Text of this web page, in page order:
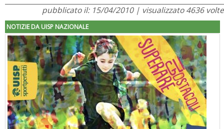
pubblicato il: 15/04/2010 | visualizzato 4636 volte
NOTIZIE DA UISP NAZIONALE